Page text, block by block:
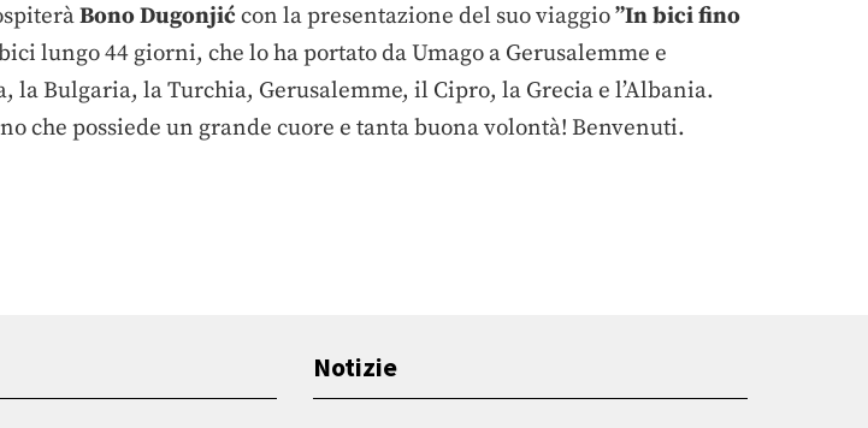
BonoDugonjić con la presentazione del suo viaggio”In bici fino
lungo 44 giorni, che lo ha portato da Umago a Gerusalemme e
Bulgaria, la Turchia, Gerusalemme, il Cipro, la Grecia e l’Albania.
che possiede un grande cuore e tanta buona volontà! Benvenuti.
Notizie